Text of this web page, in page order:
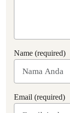
Name (required)
Email (required)